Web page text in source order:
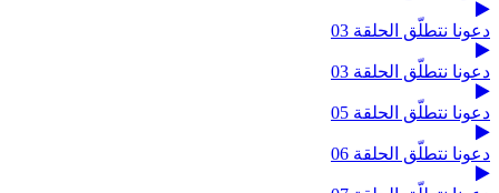
دعونا نتطلّق الحلقة 03
دعونا نتطلّق الحلقة 03
دعونا نتطلّق الحلقة 05
دعونا نتطلّق الحلقة 06